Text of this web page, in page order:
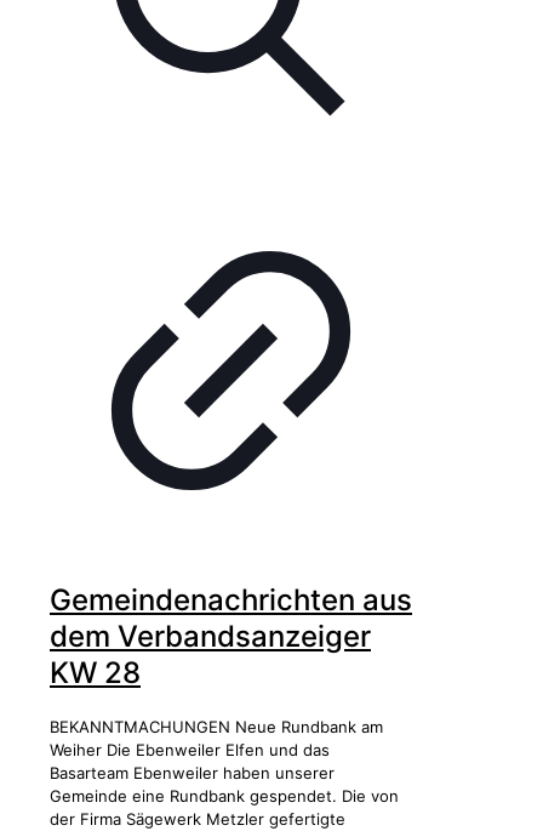
Gemeindenachrichten aus
dem Verbandsanzeiger
KW 28
BEKANNTMACHUNGEN Neue Rundbank am
Weiher Die Ebenweiler Elfen und das
Basarteam Ebenweiler haben unserer
Gemeinde eine Rundbank gespendet. Die von
der Firma Sägewerk Metzler gefertigte